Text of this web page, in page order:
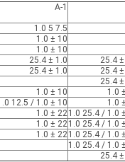
A-1
7.5 5 1.0
10 ± 1.0
10 ± 1.0
1.0 ± 25.4
1.0 ± 25.4
10 ± 1.0
10 ± 1.0 / 12.5 1.0
22 ± 1.0
22 ± 1.0
22 ± 1.0